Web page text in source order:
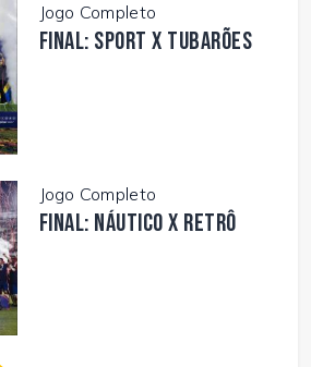
Jogo Completo
FINAL: SPORT X TUBARÕES
Jogo Completo
FINAL: NÁUTICO X RETRÔ